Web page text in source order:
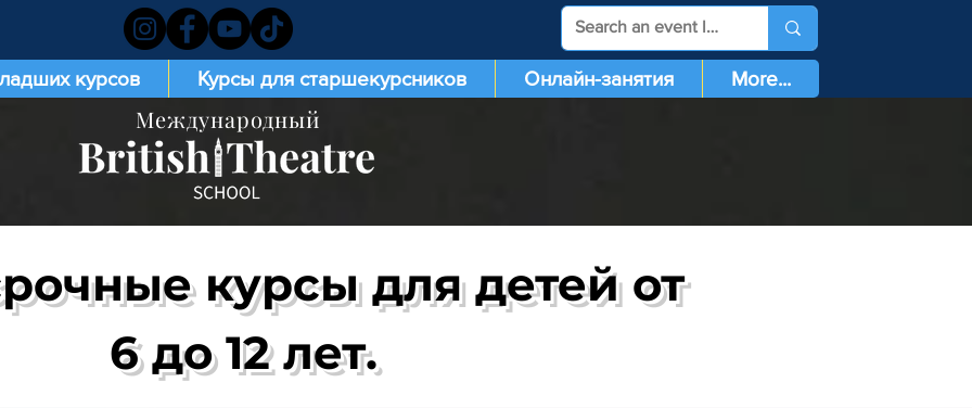
курсов Курсы для старшекурсников Онлайн-занятия More...
Международный
курсы для детей от
6 до 12 лет.